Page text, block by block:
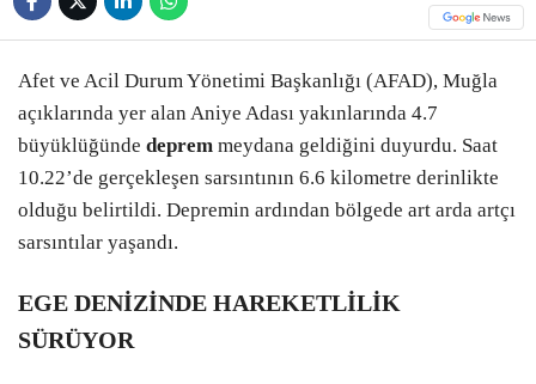
Afet ve Acil Durum Yönetimi Başkanlığı (AFAD), Muğla
açıklarında yer alan Aniye Adası yakınlarında 4.7
büyüklüğünde deprem meydana geldiğini duyurdu. Saat
10.22’de gerçekleşen sarsıntının 6.6 kilometre derinlikte
olduğu belirtildi. Depremin ardından bölgede art arda artçı
sarsıntılar yaşandı.
EGE DENİZİNDE HAREKETLİLİK
SÜRÜYOR